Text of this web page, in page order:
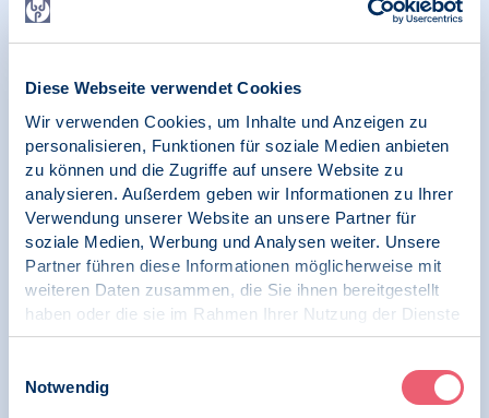
Diese Webseite verwendet Cookies
Wir verwenden Cookies, um Inhalte und Anzeigen zu
personalisieren, Funktionen für soziale Medien anbieten
zu können und die Zugriffe auf unsere Website zu
analysieren. Außerdem geben wir Informationen zu Ihrer
Verwendung unserer Website an unsere Partner für
soziale Medien, Werbung und Analysen weiter. Unsere
Partner führen diese Informationen möglicherweise mit
weiteren Daten zusammen, die Sie ihnen bereitgestellt
haben oder die sie im Rahmen Ihrer Nutzung der Dienste
gesammelt haben.
Notwendig
05.05.2025
Pressemitteilung | Psychologie und Gesundheit |
Digitale Gesellschaft und Psychologie
BDP sieht zum Start der elektronischen
Patientenakte (ePA) Nachbesserungsbedarf
bei Datensicherheit psychisch Erkrankter
sowie bei Kindern und Jugendlichen und dem
Berechtigungsmanagement
26.03.2025